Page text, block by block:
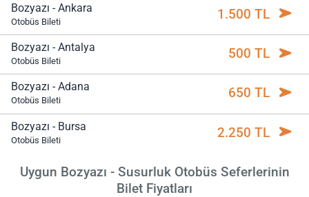
Bozyazı - Ankara
Otobüs Bileti 1.500 TL
Bozyazı - Antalya
Otobüs Bileti 500 TL
Bozyazı - Adana
Otobüs Bileti 650 TL
Bozyazı - Bursa
Otobüs Bileti 2.250 TL
Uygun Bozyazı - Susurluk Otobüs Seferlerinin
Bilet Fiyatları